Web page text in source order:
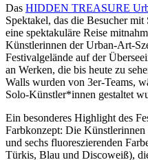
Das HIDDEN TREASURE
Spektakel, das die Besucher
eine spektakuläre Reise
Künstlerinnen der Urban-Art-
Festivalgelände auf der
an Werken, die bis heute zu
Walls wurden von 3er-Teams,
Solo-Künstler*innen gestaltet
Ein besonderes Highlight des
Farbkonzept: Die
und sechs fluoreszierenden
Türkis, Blau und Discoweiß),